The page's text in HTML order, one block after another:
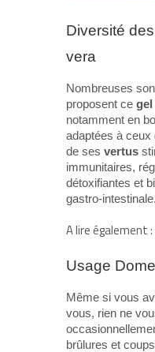
Diversité
vera
Nombreuses
proposent ce gel
notamment en
adaptées à ceux
de ses vertus
immunitaires,
détoxifiantes et
gastro-intestinale.
A lire également :
Usage
Même si vous
vous, rien ne
brûlures et